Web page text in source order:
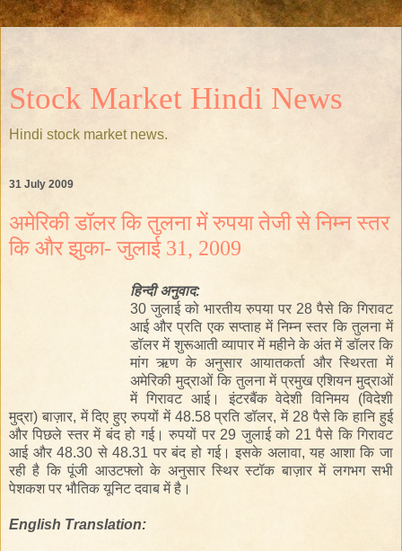
Stock Market Hindi News
Hindi stock market news.
31 July 2009
अमेरिकी डॉलर कि तुलना में रुपया तेजी से निम्न स्तर
कि और झुका- जुलाई 31, 2009
हिन्दीअनुवाद:
30 जुलाई को भारतीय रुपया पर 28 पैसे किगिरावट
आई और प्रति एक सप्ताह में निम्न स्तर कि तुलना में
डॉलर में शुरूआती व्यापार में महीने केअंत मेंडॉलर कि
मांगऋण के अनुसार आयातकर्ता और स्थिरता में
अमेरिकी मुद्राओं कि तुलना में प्रमुख एशियन मुद्राओं
में गिरावट आई। इंटरबैंक वेदेशी विनिमय (विदेशी
मुद्रा) बाज़ार, मेंदिए हुए रुपयों में48.58 प्रति डॉलर, में 28 पैसे कि हानि हुई
और पिछले स्तर में बंदहो गई। रुपयों पर 29 जुलाई को 21 पैसे कि गिरावट
आई और 48.30 से48.31 पर बंद हो गई। इसके अलावा, यह आशा कि जा
रही है कि पूंजी आउटफ्लो के अनुसार स्थिर स्टॉक बाज़ार में लगभगसभी
पेशकश पर भौतिक यूनिट दवाबमेंहै।
English Translation: